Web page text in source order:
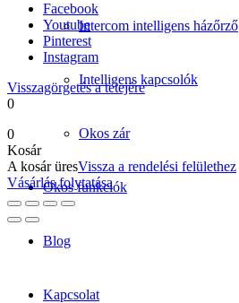
Intercom intelligens házőrző
Intelligens kapcsolók
Okos zár
Okos funkciók
Blog
Kapcsolat
Facebook
Youtube
Pinterest
Instagram
Visszagörgetés a tetejére
0
0
Kosár
A kosár üresVissza a rendelési felülethez
Vásárlás folytatása